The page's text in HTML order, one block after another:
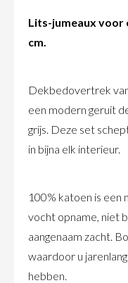
Lits-jumeaux voor
cm.
Dekbedovertrek
een modern geruit
grijs. Deze set
in bijna elk interieur.
100% katoen is een
vocht opname, niet
aangenaam zacht.
waardoor u
hebben.